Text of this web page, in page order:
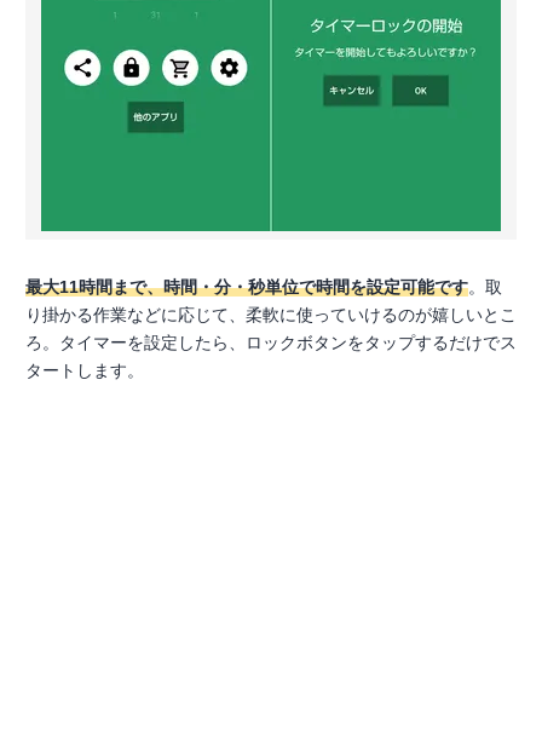
最大11時間まで、時間・分・秒単位で時間を設定可能です。取
り掛かる作業などに応じて、柔軟に使っていけるのが嬉しいとこ
ろ。タイマーを設定したら、ロックボタンをタップするだけでス
タートします。